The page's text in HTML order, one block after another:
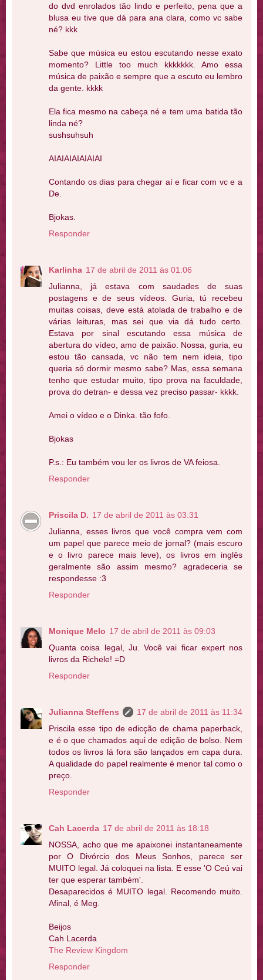
do dvd enrolados tão lindo e perfeito, pena que a
blusa eu tive que dá para ana clara, como vc sabe
né? kkk
Sabe que música eu estou escutando nesse exato
momento? Little too much kkkkkkk. Amo essa
música de paixão e sempre que a escuto eu lembro
da gente. kkkk
Ela fica mesmo na cabeça né e tem uma batida tão
linda né?
sushsuhsuh
AIAIAIAIAIAIAI
Contando os dias para chegar aí e ficar com vc e a
De.
Bjokas.
Responder
Karlinha 17 de abril de 2011 às 01:06
Julianna, já estava com saudades de suas
postagens e de seus vídeos. Guria, tú recebeu
muitas coisas, deve está atolada de trabalho e de
várias leituras, mas sei que via dá tudo certo.
Estava por sinal escutando essa música de
abertura do vídeo, amo de paixão. Nossa, guria, eu
estou tão cansada, vc não tem nem ideia, tipo
queria só dormir mesmo sabe? Mas, essa semana
tenho que estudar muito, tipo prova na faculdade,
prova do detran- e dessa vez preciso passar- kkkk.
Amei o vídeo e o Dinka. tão fofo.
Bjokas
P.s.: Eu também vou ler os livros de VA feiosa.
Responder
Priscila D. 17 de abril de 2011 às 03:31
Julianna, esses livros que você compra vem com
um papel que parece meio de jornal? (mais escuro
e o livro parece mais leve), os livros em inglês
geralmente são assim mesmo? agradeceria se
respondesse :3
Responder
Monique Melo 17 de abril de 2011 às 09:03
Quanta coisa legal, Ju. Você vai ficar expert nos
livros da Richele! =D
Responder
Julianna Steffens
17 de abril de 2011 às 11:34
Priscila esse tipo de edicção de chama paperback,
e é o que chamados aqui de edição de bolso. Nem
todos os livros lá fora são lançados em capa dura.
A qualidade do papel realmente é menor tal como o
preço.
Responder
Cah Lacerda 17 de abril de 2011 às 18:18
NOSSA, acho que me apaixonei instantaneamente
por O Divórcio dos Meus Sonhos, parece ser
MUITO legal. Já coloquei na lista. E esse 'O Ceú vai
ter que esperar também'.
Desaparecidos é MUITO legal. Recomendo muito.
Afinal, é Meg.
Beijos
Cah Lacerda
The Review Kingdom
Responder